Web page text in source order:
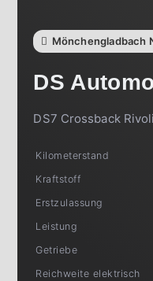
Mönchengladbach
DS
DS7 Crossback
Kilometerstand
Kraftstoff
Erstzulassung
Leistung
Getriebe
Reichweite elektrisch